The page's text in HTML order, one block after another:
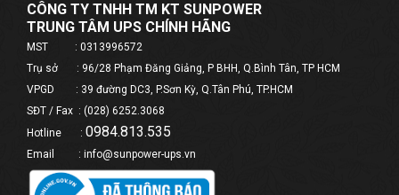
CÔNG TY TNHH TM KT SUNPOWER
TRUNG TÂM UPS CHÍNH HÃNG
MST : 0313996572
Trụ sở : 96/28 Phạm Đăng Giảng, P BHH, Q.Bình Tân, TP HCM
VPGD : 39 đường DC3, P.Sơn Kỳ, Q.Tân Phú, TP.HCM
SĐT / Fax : (028) 6252.3068
Hotline : 0984.813.535
Email : info@sunpower-ups.vn